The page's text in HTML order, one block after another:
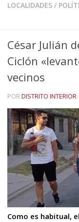
LOCALIDADES /
César Julián
Ciclón
vecinos
PORDISTRITO INTERIOR ·
Como es habitual,